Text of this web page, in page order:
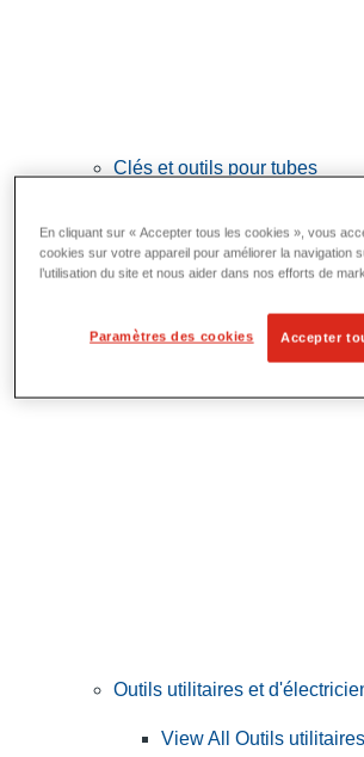
Clés et outils pour tubes
Clés
Cintrage et mise en
Préparation et découpe
Outils utilitaires et
View All Outils
En cliquant sur « Accepter tous les cookies », vous
cookies sur votre appareil pour améliorer la navigation
l’utilisation du site et nous aider dans nos efforts de
Paramètres des cookies Accepter